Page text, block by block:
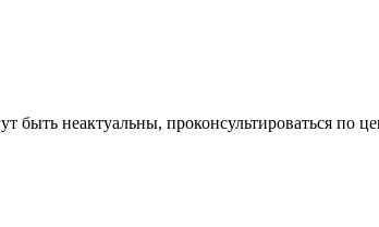
быть неактуальны, проконсультироваться по